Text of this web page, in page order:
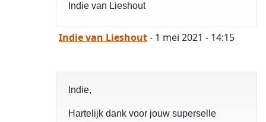
Indie van Lieshout
Indie van Lieshout- 1 mei 2021 - 14:15
Indie,
Hartelijk dank voor jouw superselle